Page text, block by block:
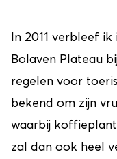
In 2011 verbleef
Bolaven Plateau
regelen voor
bekend om zijn
waarbij
zal dan ook heel